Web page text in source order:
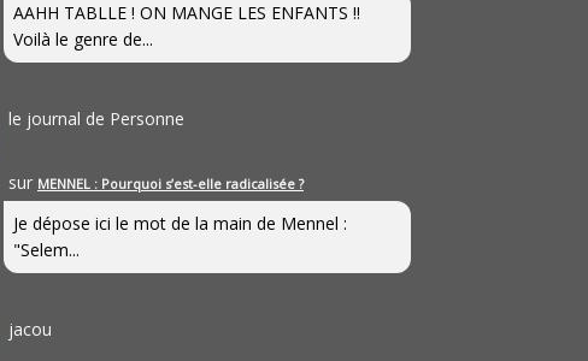
AAHH TABLLE ! ON MANGE LES ENFANTS !!
Voilà le genre de...
le journal de Personne
sur MENNEL : Pourquoi s’est-elle radicalisée ?
Je dépose ici le mot de la main de Mennel :
"Selem...
jacou